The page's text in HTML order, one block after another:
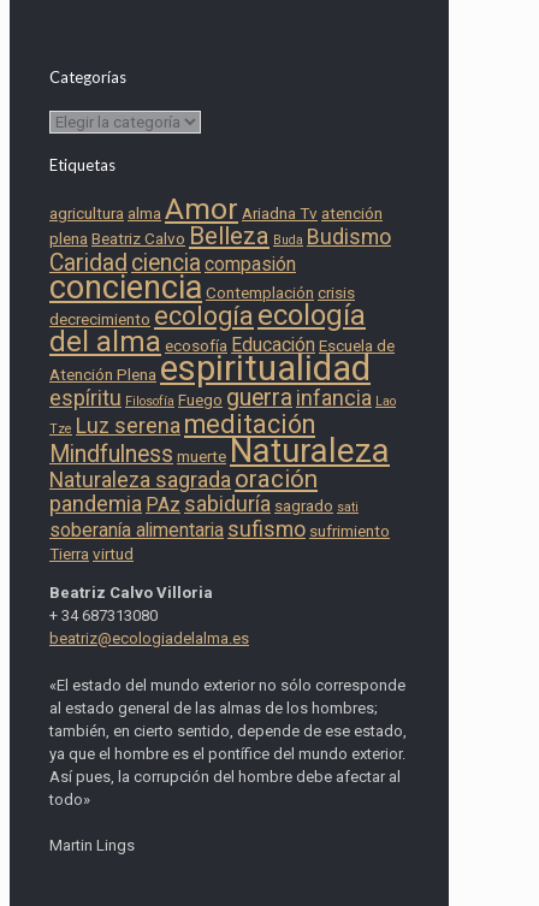
Categorías
Categorías
Etiquetas
agricultura alma Amor Ariadna Tv atención
plena Beatriz Calvo Belleza Buda Budismo
Caridad ciencia compasión
conciencia Contemplación crisis
decrecimiento ecología ecología
del alma ecosofía Educación Escuela de
Atención Plena espiritualidad
espíritu Filosofía Fuego guerra infancia Lao
Tze Luz serena meditación
Mindfulness muerte Naturaleza
Naturaleza sagrada oración
pandemia PAz sabiduría sagrado sati
soberanía alimentaria sufismo sufrimiento
Tierra virtud
Beatriz Calvo Villoria
+ 34 687313080
beatriz@ecologiadelalma.es
«El estado del mundo exterior no sólo corresponde
al estado general de las almas de los hombres;
también, en cierto sentido, depende de ese estado,
ya que el hombre es el pontífice del mundo exterior.
Así pues, la corrupción del hombre debe afectar al
todo»
Martin Lings